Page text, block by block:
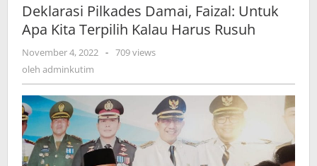
Faizal:
Untuk
Harus
Rusuh
Deklarasi Pilkades Damai, Faizal: Untuk
Apa Kita Terpilih Kalau Harus Rusuh
November 4, 2022 oleh
- 709 views
oleh adminkutim